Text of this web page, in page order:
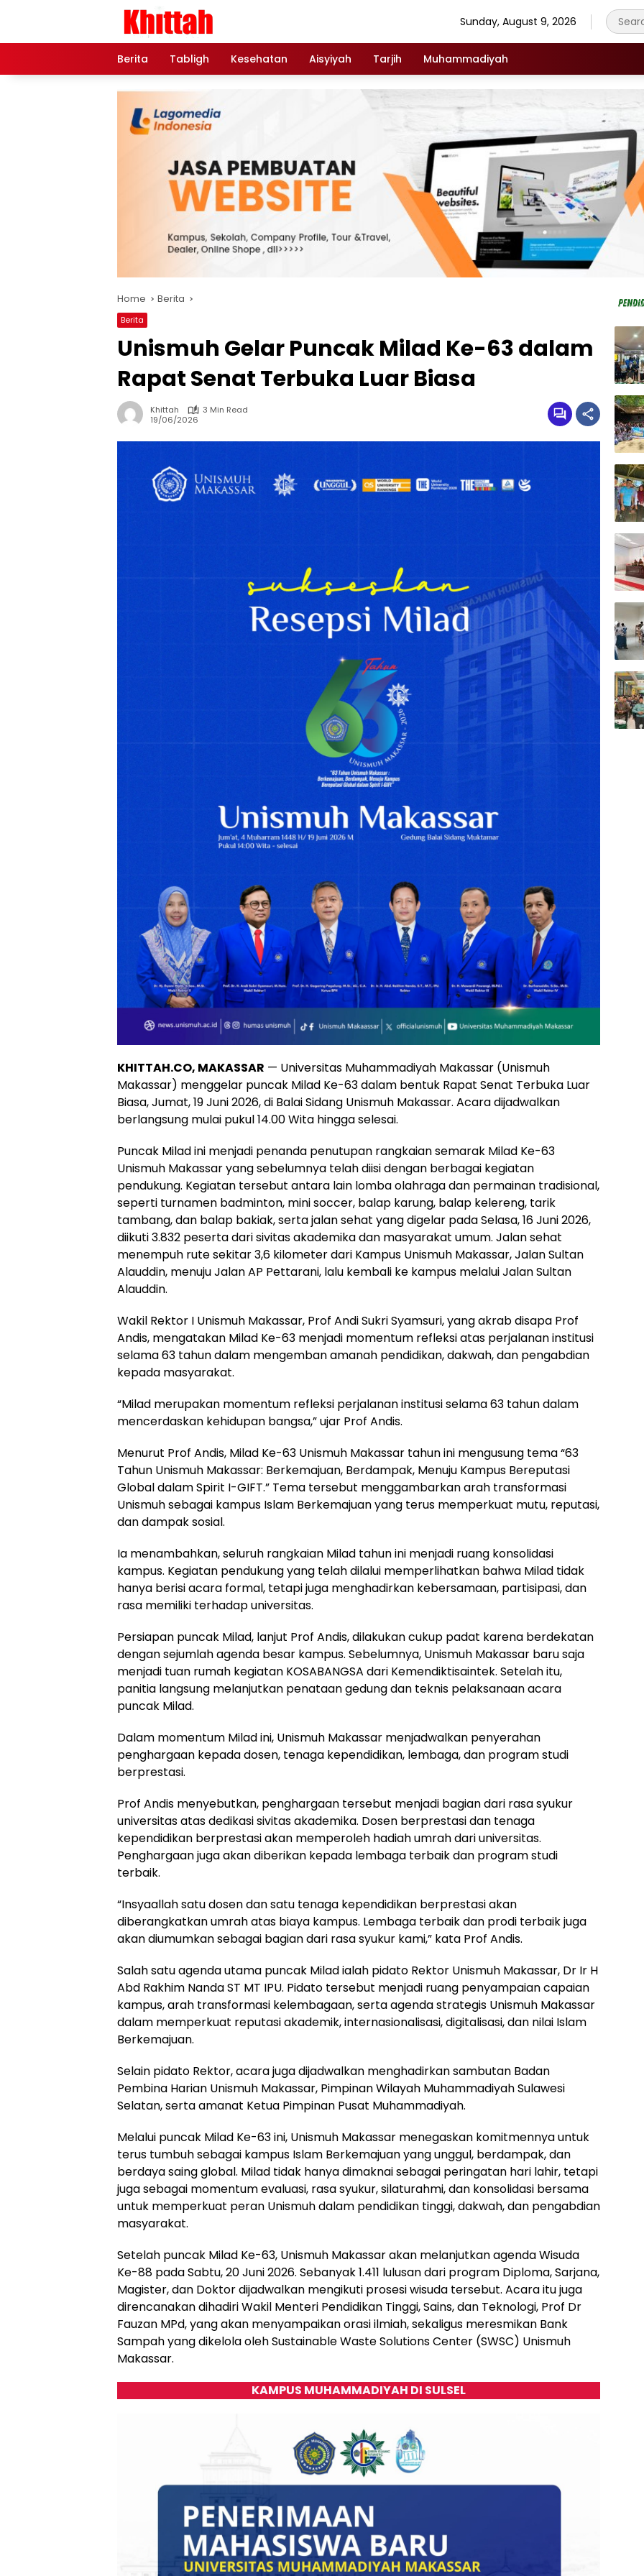
Sunday, August 9, 2026
Berita Tabligh Kesehatan Aisyiyah Tarjih Muhammadiyah
Home Berita
Berita
Unismuh Gelar Puncak Milad Ke-63 dalam
Rapat Senat Terbuka Luar Biasa
Khittah
3 Min Read
19/06/2026
KHITTAH.CO, MAKASSAR — Universitas Muhammadiyah Makassar (Unismuh
Makassar) menggelar puncak Milad Ke-63 dalam bentuk Rapat Senat Terbuka Luar
Biasa, Jumat, 19 Juni 2026, di Balai Sidang Unismuh Makassar. Acara dijadwalkan
berlangsung mulai pukul 14.00 Wita hingga selesai.
Puncak Milad ini menjadi penanda penutupan rangkaian semarak Milad Ke-63
Unismuh Makassar yang sebelumnya telah diisi dengan berbagai kegiatan
pendukung. Kegiatan tersebut antara lain lomba olahraga dan permainan tradisional,
seperti turnamen badminton, mini soccer, balap karung, balap kelereng, tarik
tambang, dan balap bakiak, serta jalan sehat yang digelar pada Selasa, 16 Juni 2026,
diikuti 3.832 peserta dari sivitas akademika dan masyarakat umum. Jalan sehat
menempuh rute sekitar 3,6 kilometer dari Kampus Unismuh Makassar, Jalan Sultan
Alauddin, menuju Jalan AP Pettarani, lalu kembali ke kampus melalui Jalan Sultan
Alauddin.
Wakil Rektor I Unismuh Makassar, Prof Andi Sukri Syamsuri, yang akrab disapa Prof
Andis, mengatakan Milad Ke-63 menjadi momentum refleksi atas perjalanan institusi
selama 63 tahun dalam mengemban amanah pendidikan, dakwah, dan pengabdian
kepada masyarakat.
“Milad merupakan momentum refleksi perjalanan institusi selama 63 tahun dalam
mencerdaskan kehidupan bangsa,” ujar Prof Andis.
Menurut Prof Andis, Milad Ke-63 Unismuh Makassar tahun ini mengusung tema “63
Tahun Unismuh Makassar: Berkemajuan, Berdampak, Menuju Kampus Bereputasi
Global dalam Spirit I-GIFT.” Tema tersebut menggambarkan arah transformasi
Unismuh sebagai kampus Islam Berkemajuan yang terus memperkuat mutu, reputasi,
dan dampak sosial.
Ia menambahkan, seluruh rangkaian Milad tahun ini menjadi ruang konsolidasi
kampus. Kegiatan pendukung yang telah dilalui memperlihatkan bahwa Milad tidak
hanya berisi acara formal, tetapi juga menghadirkan kebersamaan, partisipasi, dan
rasa memiliki terhadap universitas.
Persiapan puncak Milad, lanjut Prof Andis, dilakukan cukup padat karena berdekatan
dengan sejumlah agenda besar kampus. Sebelumnya, Unismuh Makassar baru saja
menjadi tuan rumah kegiatan KOSABANGSA dari Kemendiktisaintek. Setelah itu,
panitia langsung melanjutkan penataan gedung dan teknis pelaksanaan acara
puncak Milad.
Dalam momentum Milad ini, Unismuh Makassar menjadwalkan penyerahan
penghargaan kepada dosen, tenaga kependidikan, lembaga, dan program studi
berprestasi.
Prof Andis menyebutkan, penghargaan tersebut menjadi bagian dari rasa syukur
universitas atas dedikasi sivitas akademika. Dosen berprestasi dan tenaga
kependidikan berprestasi akan memperoleh hadiah umrah dari universitas.
Penghargaan juga akan diberikan kepada lembaga terbaik dan program studi
terbaik.
“Insyaallah satu dosen dan satu tenaga kependidikan berprestasi akan
diberangkatkan umrah atas biaya kampus. Lembaga terbaik dan prodi terbaik juga
akan diumumkan sebagai bagian dari rasa syukur kami,” kata Prof Andis.
Salah satu agenda utama puncak Milad ialah pidato Rektor Unismuh Makassar, Dr Ir H
Abd Rakhim Nanda ST MT IPU. Pidato tersebut menjadi ruang penyampaian capaian
kampus, arah transformasi kelembagaan, serta agenda strategis Unismuh Makassar
dalam memperkuat reputasi akademik, internasionalisasi, digitalisasi, dan nilai Islam
Berkemajuan.
Selain pidato Rektor, acara juga dijadwalkan menghadirkan sambutan Badan
Pembina Harian Unismuh Makassar, Pimpinan Wilayah Muhammadiyah Sulawesi
Selatan, serta amanat Ketua Pimpinan Pusat Muhammadiyah.
Melalui puncak Milad Ke-63 ini, Unismuh Makassar menegaskan komitmennya untuk
terus tumbuh sebagai kampus Islam Berkemajuan yang unggul, berdampak, dan
berdaya saing global. Milad tidak hanya dimaknai sebagai peringatan hari lahir, tetapi
juga sebagai momentum evaluasi, rasa syukur, silaturahmi, dan konsolidasi bersama
untuk memperkuat peran Unismuh dalam pendidikan tinggi, dakwah, dan pengabdian
masyarakat.
Setelah puncak Milad Ke-63, Unismuh Makassar akan melanjutkan agenda Wisuda
Ke-88 pada Sabtu, 20 Juni 2026. Sebanyak 1.411 lulusan dari program Diploma, Sarjana,
Magister, dan Doktor dijadwalkan mengikuti prosesi wisuda tersebut. Acara itu juga
direncanakan dihadiri Wakil Menteri Pendidikan Tinggi, Sains, dan Teknologi, Prof Dr
Fauzan MPd, yang akan menyampaikan orasi ilmiah, sekaligus meresmikan Bank
Sampah yang dikelola oleh Sustainable Waste Solutions Center (SWSC) Unismuh
Makassar.
KAMPUS MUHAMMADIYAH DI SULSEL